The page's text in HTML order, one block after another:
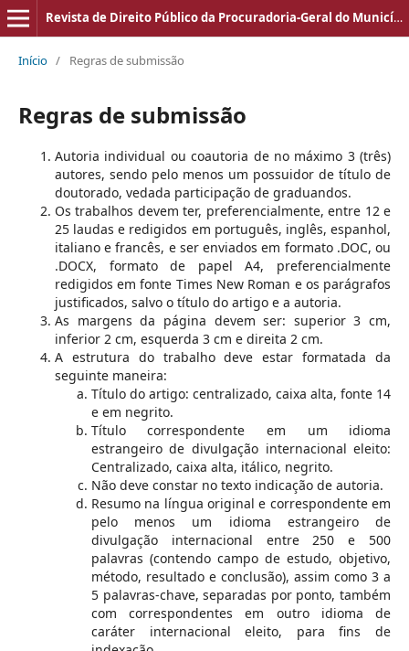
Revista de Direito Público da Procuradoria-Geral do Município de Londrina
Início / Regras de submissão
Regras de submissão
Autoria individual ou coautoria de no máximo 3 (três)
autores, sendo pelo menos um possuidor de título de
doutorado, vedada participação de graduandos.
Os trabalhos devem ter, preferencialmente, entre 12 e
25 laudas e redigidos em português, inglês, espanhol,
italiano e francês, e ser enviados em formato .DOC, ou
.DOCX, formato de papel A4, preferencialmente
redigidos em fonte Times New Roman e os parágrafos
justificados, salvo o título do artigo e a autoria.
As margens da página devem ser: superior 3 cm,
inferior 2 cm, esquerda 3 cm e direita 2 cm.
A estrutura do trabalho deve estar formatada da
seguinte maneira:
Título do artigo: centralizado, caixa alta, fonte 14
e em negrito.
Título correspondente em um idioma
estrangeiro de divulgação internacional eleito:
Centralizado, caixa alta, itálico, negrito.
Não deve constar no texto indicação de autoria.
Resumo na língua original e correspondente em
pelo menos um idioma estrangeiro de
divulgação internacional entre 250 e 500
palavras (contendo campo de estudo, objetivo,
método, resultado e conclusão), assim como 3 a
5 palavras-chave, separadas por ponto, também
com correspondentes em outro idioma de
caráter internacional eleito, para fins de